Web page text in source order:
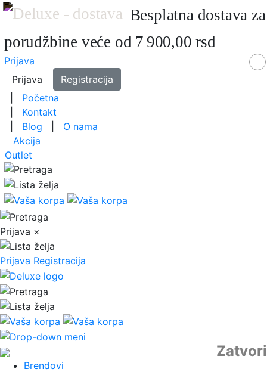
Besplatna dostava za
porudžbine veće od 7 900,00 rsd
Prijava
Prijava
Registracija
Početna
Kontakt
Blog
O nama
Akcija
Outlet
Prijava ×
Prijava Registracija
Zatvori
Brendovi